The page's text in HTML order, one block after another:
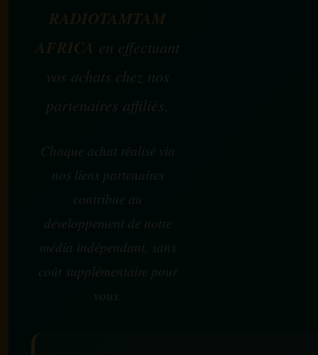
RADIOTAMTAM
AFRICA en effectuant
vos achats chez nos
partenaires affiliés.
Chaque achat réalisé via
nos liens partenaires
contribue au
développement de notre
média indépendant, sans
coût supplémentaire pour
vous.